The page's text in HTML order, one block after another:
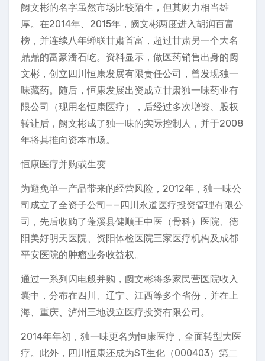
阙文彬的名字虽然市场比较陌生，但其财力相当雄
厚。在2014年、2015年，阙文彬两度进入胡润百富
榜，并连续八年蝉联甘肃首富，超过甘肃另一个大名
鼎鼎的富豪潘石屹。资料显示，做医药销售出身的阙
文彬，创立四川恒康发展有限责任公司，曾发现独一
味藏药。随后，恒康发展出资成立甘肃独一味药业有
限公司（现用名恒康医疗），后经过多次增资、股权
转让后，阙文彬成了独一味的实际控制人，并于2008
年将其推向资本市场。
恒康医疗并购或生变
为避免单一产品带来的经营风险，2012年，独一味公
司成立了全资子公司——四川永道医疗投资管理有限公
司，先后收购了蓬溪县健顺王中医（骨科）医院、德
阳美好明天医院、资阳体检医院三家医疗机构及成都
平安医院的肿瘤业务收益权。
通过一系列闪电般并购，阙文彬将多家民营医院收入
囊中，分布在四川、辽宁、江西等多个省份，并在上
海、重庆、泸州三地设立医疗投资有限公司。
2014年年初，独一味更名为恒康医疗，全面转型大医
疗。此外，四川恒康还成为ST生化（000403）第二